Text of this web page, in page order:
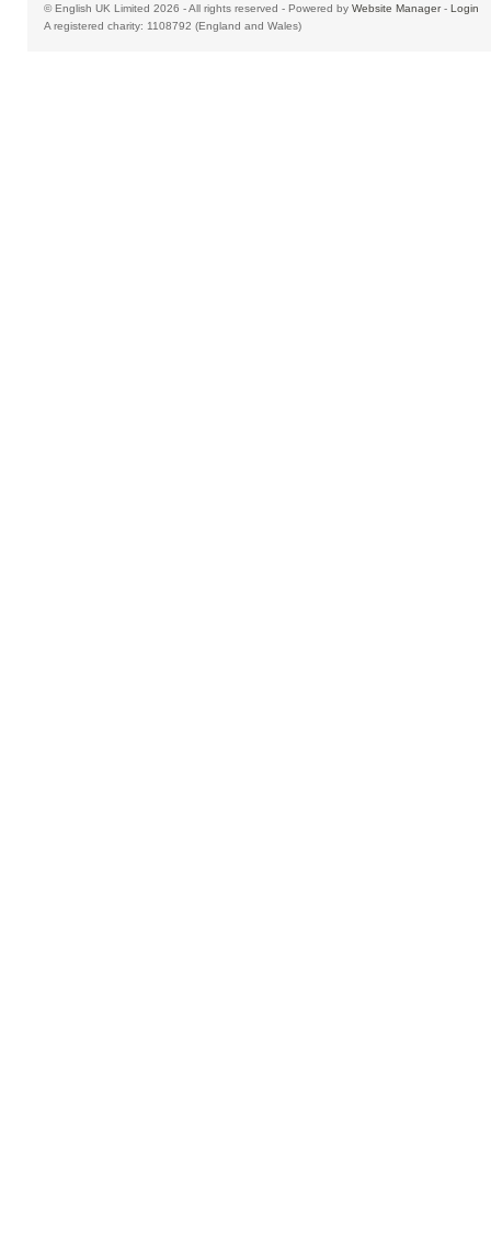
© English UK Limited 2026 - All rights reserved - Powered by Website Manager- Login
A registered charity: 1108792 (England and Wales)